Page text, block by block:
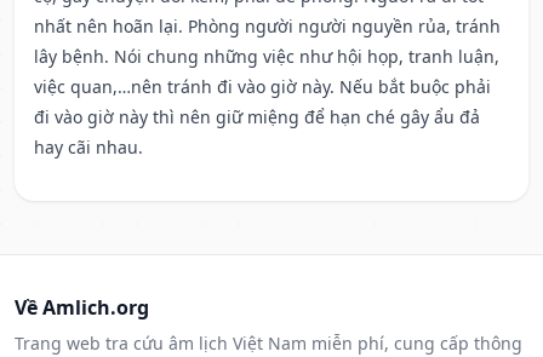
nhất nên hoãn lại. Phòng người người nguyền rủa, tránh
lây bệnh. Nói chung những việc như hội họp, tranh luận,
việc quan,…nên tránh đi vào giờ này. Nếu bắt buộc phải
đi vào giờ này thì nên giữ miệng để hạn ché gây ẩu đả
hay cãi nhau.
Về Amlich.org
Trang web tra cứu âm lịch Việt Nam miễn phí, cung cấp thông